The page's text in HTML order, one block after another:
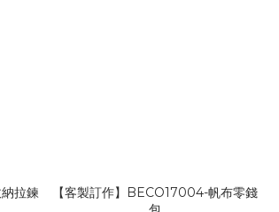
拉鍊
【客製訂作】BECO17004-帆布零錢